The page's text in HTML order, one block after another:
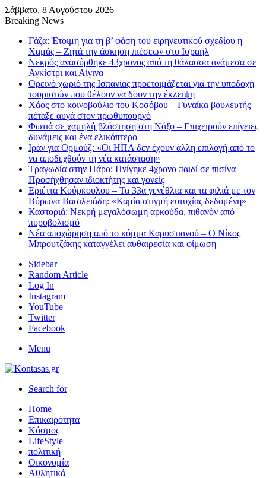
Σάββατο, 8 Αυγούστου 2026
Breaking News
Γάζα: Έτοιμη για τη β’ φάση του ειρηνευτικού σχεδίου η
Χαμάς – Ζητά την άσκηση πιέσεων στο Ισραήλ
Νεκρός ανασύρθηκε 43χρονος από τη θάλασσα ανάμεσα σε
Αγκίστρι και Αίγινα
Ορεινό χωριό της Ισπανίας προετοιμάζεται για την υποδοχή
τουριστών που θέλουν να δουν την έκλειψη
Χάος στο κοινοβούλιο του Κοσόβου – Γυναίκα βουλευτής
πέταξε αυγά στον πρωθυπουργό
Φωτιά σε χαμηλή βλάστηση στη Νάξο – Επιχειρούν επίγειες
δυνάμεις και ένα ελικόπτερο
Ιράν για Ορμούζ: «Οι ΗΠΑ δεν έχουν άλλη επιλογή από το
να αποδεχθούν τη νέα κατάσταση»
Τραγωδία στην Πάρο: Πνίγηκε 4χρονο παιδί σε πισίνα –
Προσήχθησαν ιδιοκτήτης και γονείς
Εριέττα Κούρκουλου – Τα 33α γενέθλια και τα φιλιά με τον
Βύρωνα Βασιλειάδη: «Καμία στιγμή ευτυχίας δεδομένη»
Καστοριά: Νεκρή μεγαλόσωμη αρκούδα, πιθανόν από
πυροβολισμό
Νέα αποχώρηση από το κόμμα Καρυστιανού – Ο Νίκος
Μπρουτζάκης καταγγέλει αυθαιρεσία και φίμωση
Sidebar
Random Article
Log In
Instagram
YouTube
Twitter
Facebook
Menu
Search for
Home
Επικαιρότητα
Κόσμος
LifeStyle
πολιτική
Οικονομία
Αθλητικά